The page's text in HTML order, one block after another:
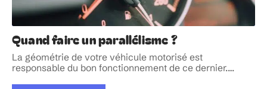
Quand faire un parallélisme ?
La géométrie de votre véhicule motorisé est
responsable du bon fonctionnement de ce dernier.…